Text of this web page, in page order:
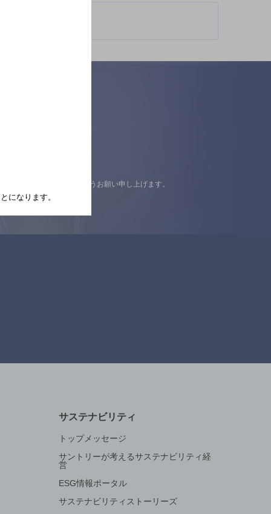
の上ご来店くださいますようお願い申し上げます。
サステナビリティ
トップメッセージ
サントリーが考えるサステナビリティ経
営
ESG情報ポータル
サステナビリティストーリーズ
になります。